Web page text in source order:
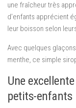
une fraîcheur très
d’enfants apprécient
leur boisson selon
Avec quelques
menthe, ce simple
Une
petits-enfants